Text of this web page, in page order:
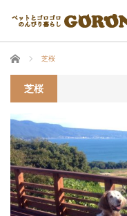
ホーム 芝桜
芝桜